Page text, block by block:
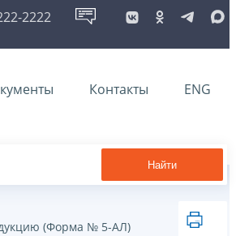
2222
Контакты ENG
Найти
(Форма № 5-АЛ)